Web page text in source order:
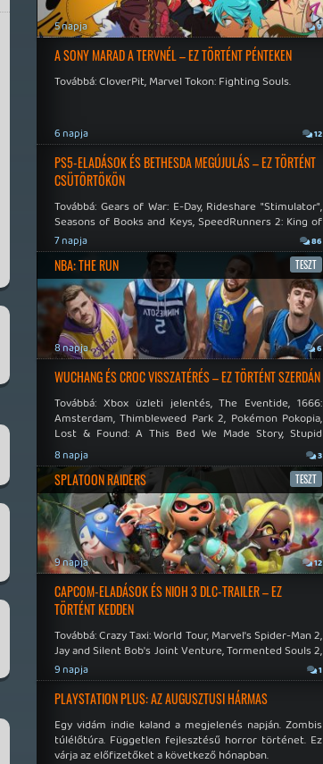
5 napja 9
A SONY MARAD A TERVNÉL – EZ TÖRTÉNT PÉNTEKEN
Továbbá: CloverPit, Marvel Tokon: Fighting Souls.
6 napja 12
PS5-ELADÁSOK ÉS BETHESDA MEGÚJULÁS – EZ TÖRTÉNT
CSÜTÖRTÖKÖN
Továbbá: Gears of War: E-Day, Rideshare "Stimulator",
Seasons of Books and Keys, SpeedRunners 2: King of
Speed.
7 napja 86
NBA: THE RUN TESZT
8 napja 6
WUCHANG ÉS CROC VISSZATÉRÉS – EZ TÖRTÉNT SZERDÁN
Továbbá: Xbox üzleti jelentés, The Eventide, 1666:
Amsterdam, Thimbleweed Park 2, Pokémon Pokopia,
Lost & Found: A This Bed We Made Story, Stupid
Never Dies.
8 napja 3
SPLATOON RAIDERS TESZT
9 napja 12
CAPCOM-ELADÁSOK ÉS NIOH 3 DLC-TRAILER – EZ
TÖRTÉNT KEDDEN
Továbbá: Crazy Taxi: World Tour, Marvel's Spider-Man 2,
Jay and Silent Bob's Joint Venture, Tormented Souls 2,
No More Room in Hell, Slain 2: The Beast Within.
9 napja 1
PLAYSTATION PLUS: AZ AUGUSZTUSI HÁRMAS
Egy vidám indie kaland a megjelenés napján. Zombis
túlélőtúra. Független fejlesztésű horror történet. Ez
várja az előfizetőket a következő hónapban.